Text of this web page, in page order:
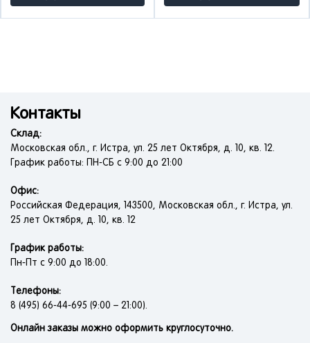
Контакты
Склад:
Московская обл., г. Истра, ул. 25 лет Октября, д. 10, кв. 12.
График работы: ПН-СБ с 9:00 до 21:00
Офис:
Российская Федерация, 143500, Московская обл., г. Истра, ул.
25 лет Октября, д. 10, кв. 12
График работы:
Пн-Пт с 9:00 до 18:00.
Телефоны:
8 (495) 66-44-695 (9:00 – 21:00).
Онлайн заказы можно оформить круглосуточно.